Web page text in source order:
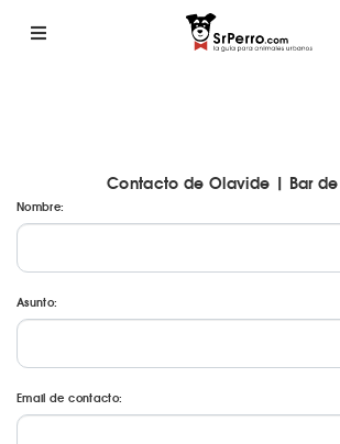
Contacto de Olavide | Bar de
Nombre:
Asunto:
Email de contacto: